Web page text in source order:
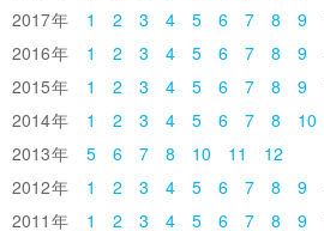
2017
1 2 3 4 5 6 7 8 9
2016
1 2 3 4 5 6 7 8 9
2015
1 2 3 4 5 6 7 8 9
2014
1 2 3 4 5 6 7 8 10
2013
5 6 7 8 10 11
12
2012
1 2 3 4 5 6 7 8 9
2011
1 2 3 4 5 6 7 8 9